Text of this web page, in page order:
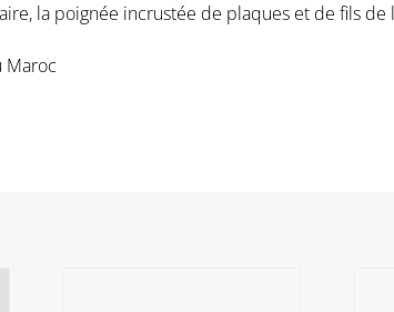
la poignée incrustée de plaques et de fils
Maroc